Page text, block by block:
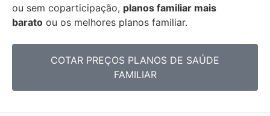
ou sem coparticipação, planos familiar mais
barato ou os melhores planos familiar.
COTAR PREÇOS PLANOS DE SAÚDE
FAMILIAR